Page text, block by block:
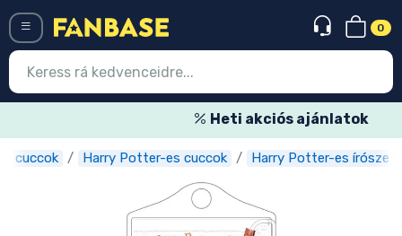
0
Heti akciós ajánlatok
cuccok Harry Potter-es cuccok Harry Potter-es
Belépés Regisztráció
Legújabb cuccok